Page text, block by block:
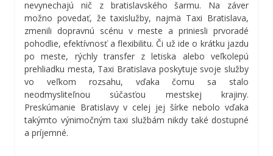
nevynechajú nič z bratislavského šarmu. Na záver
možno povedať, že taxislužby, najmä Taxi Bratislava,
zmenili dopravnú scénu v meste a priniesli prvoradé
pohodlie, efektívnosť a flexibilitu. Či už ide o krátku jazdu
po meste, rýchly transfer z letiska alebo veľkolepú
prehliadku mesta, Taxi Bratislava poskytuje svoje služby
vo veľkom rozsahu, vďaka čomu sa stalo
neodmysliteľnou súčasťou mestskej krajiny.
Preskúmanie Bratislavy v celej jej šírke nebolo vďaka
takýmto výnimočným taxi službám nikdy také dostupné
a príjemné.